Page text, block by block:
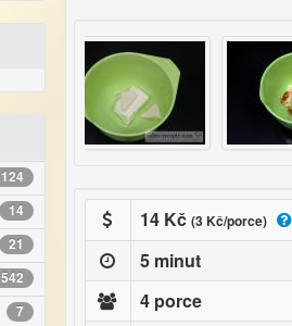
124
14
21
542
7
14 Kč (3 Kč/porce)
5 minut
4 porce